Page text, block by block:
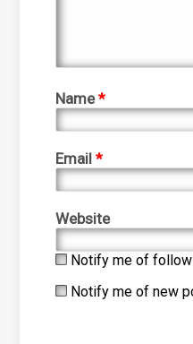
Name*
Email*
Website
Notify me of
Notify me of new